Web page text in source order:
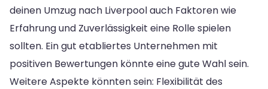
deinen Umzug nach Liverpool auch Faktoren wie
Erfahrung und Zuverlässigkeit eine Rolle spielen
sollten. Ein gut etabliertes Unternehmen mit
positiven Bewertungen könnte eine gute Wahl sein.
Weitere Aspekte könnten sein: Flexibilität des